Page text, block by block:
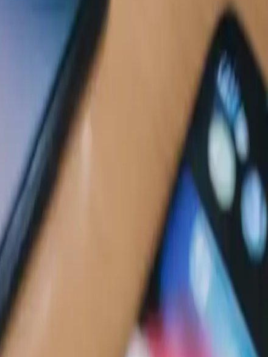
les garanties de qualité